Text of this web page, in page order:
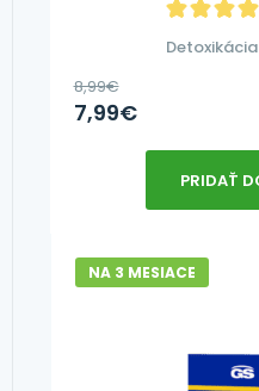
8,99€
7,99€
PRIDAŤ
NA 3 MESIACE